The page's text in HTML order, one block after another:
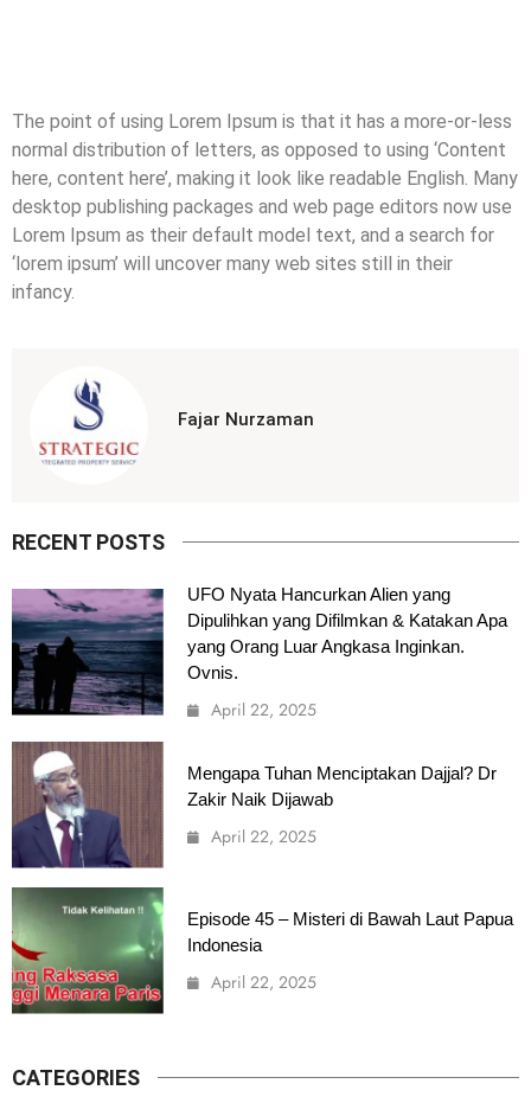
The point of using Lorem Ipsum is that it has a more-or-less
normal distribution of letters, as opposed to using ‘Content
here, content here’, making it look like readable English. Many
desktop publishing packages and web page editors now use
Lorem Ipsum as their default model text, and a search for
‘lorem ipsum’ will uncover many web sites still in their
infancy.
Fajar Nurzaman
RECENT POSTS
UFO Nyata Hancurkan Alien yang
Dipulihkan yang Difilmkan & Katakan Apa
yang Orang Luar Angkasa Inginkan.
Ovnis.
April 22, 2025
Mengapa Tuhan Menciptakan Dajjal? Dr
Zakir Naik Dijawab
April 22, 2025
Episode 45 – Misteri di Bawah Laut Papua
Indonesia
April 22, 2025
CATEGORIES